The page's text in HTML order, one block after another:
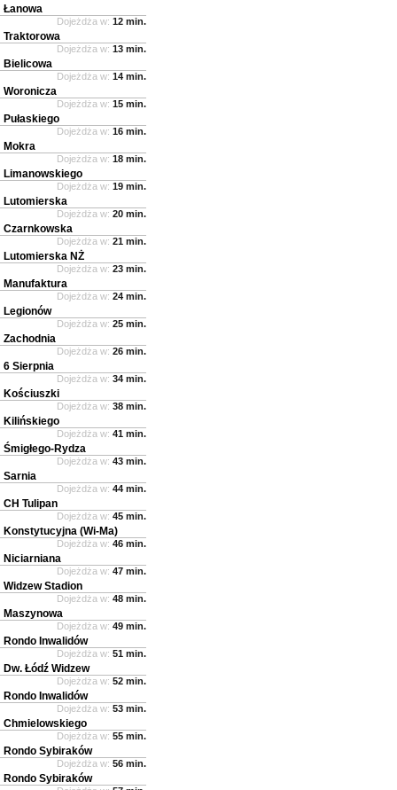
Łanowa
Dojeżdża w: 12 min.
Traktorowa
Dojeżdża w: 13 min.
Bielicowa
Dojeżdża w: 14 min.
Woronicza
Dojeżdża w: 15 min.
Pułaskiego
Dojeżdża w: 16 min.
Mokra
Dojeżdża w: 18 min.
Limanowskiego
Dojeżdża w: 19 min.
Lutomierska
Dojeżdża w: 20 min.
Czarnkowska
Dojeżdża w: 21 min.
Lutomierska NŻ
Dojeżdża w: 23 min.
Manufaktura
Dojeżdża w: 24 min.
Legionów
Dojeżdża w: 25 min.
Zachodnia
Dojeżdża w: 26 min.
6 Sierpnia
Dojeżdża w: 34 min.
Kościuszki
Dojeżdża w: 38 min.
Kilińskiego
Dojeżdża w: 41 min.
Śmigłego-Rydza
Dojeżdża w: 43 min.
Sarnia
Dojeżdża w: 44 min.
CH Tulipan
Dojeżdża w: 45 min.
Konstytucyjna (Wi-Ma)
Dojeżdża w: 46 min.
Niciarniana
Dojeżdża w: 47 min.
Widzew Stadion
Dojeżdża w: 48 min.
Maszynowa
Dojeżdża w: 49 min.
Rondo Inwalidów
Dojeżdża w: 51 min.
Dw. Łódź Widzew
Dojeżdża w: 52 min.
Rondo Inwalidów
Dojeżdża w: 53 min.
Chmielowskiego
Dojeżdża w: 55 min.
Rondo Sybiraków
Dojeżdża w: 56 min.
Rondo Sybiraków